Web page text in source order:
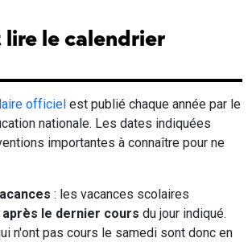
le calendrier
officiel est publié chaque année par le
nationale. Les dates indiquées
importantes à connaître pour ne
: les vacances scolaires
après le dernier cours du jour indiqué.
n'ont pas cours le samedi sont donc en